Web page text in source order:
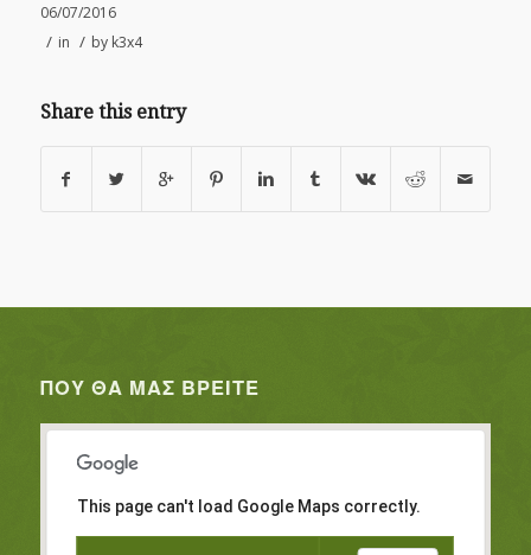
06/07/2016
/ in / by k3x4
Share this entry
ΠΟΥ ΘΑ ΜΑΣ ΒΡΕΊΤΕ
This page can't load Google Maps correctly.